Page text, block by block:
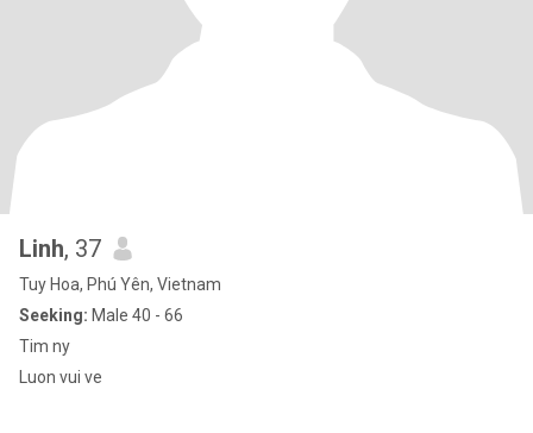
Linh, 37
Tuy Hoa, Phú Yên, Vietnam
Seeking: Male 40 - 66
Tim ny
Luon vui ve